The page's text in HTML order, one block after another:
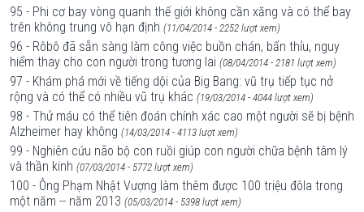
95 - Phi cơ bay vòng quanh thế giới không cần xăng và có thể bay
trên không trung vô hạn định (11/04/2014 - 2252 lượt xem)
96 - Rôbô đã sẵn sàng làm công việc buồn chán, bẩn thỉu, nguy
hiểm thay cho con người trong tương lai (08/04/2014 - 2181 lượt xem)
97 - Khám phá mới về tiếng dội của Big Bang: vũ trụ tiếp tục nở
rộng và có thể có nhiều vũ trụ khác (19/03/2014 - 4044 lượt xem)
98 - Thử máu có thể tiên đoán chính xác cao một người sẽ bị bệnh
Alzheimer hay không (14/03/2014 - 4113 lượt xem)
99 - Nghiên cứu não bộ con ruồi giúp con người chữa bệnh tâm lý
và thần kinh (07/03/2014 - 5772 lượt xem)
100 - Ông Phạm Nhật Vượng làm thêm được 100 triệu đôla trong
một năm -- năm 2013 (05/03/2014 - 5398 lượt xem)